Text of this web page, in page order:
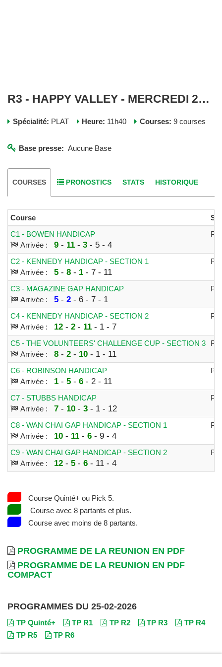
R3 - HAPPY VALLEY - MERCREDI 25 FEVRIER 2026
Spécialité: PLAT Heure: 11h40 Courses: 9 courses
Base presse: Aucune Base
COURSES PRONOSTICS STATS HISTORIQUE
Course
C1 - BOWEN HANDICAP
Arrivée :
9- 11 - 3- 5 - 4
C2 - KENNEDY HANDICAP - SECTION 1
Arrivée :
5- 8- 1 - 7 - 11
C3 - MAGAZINE GAP HANDICAP
Arrivée :
5- 2- 6 - 7 - 1
C4 - KENNEDY HANDICAP - SECTION 2
Arrivée :
12- 2- 11 - 1 - 7
C5 - THE VOLUNTEERS' CHALLENGE CUP - SECTION 3
Arrivée :
8- 2- 10- 1 - 11
C6 - ROBINSON HANDICAP
Arrivée :
1 - 5- 6- 2 - 11
C7 - STUBBS HANDICAP
Arrivée :
7- 10- 3- 1 - 12
C8 - WAN CHAI GAP HANDICAP - SECTION 1
Arrivée :
10- 11 - 6- 9 - 4
C9 - WAN CHAI GAP HANDICAP - SECTION 2
Arrivée :
12- 5- 6- 11 - 4
Course Quinté+ ou Pick 5.
Course avec 8 partants et plus.
Course avec moins de 8 partants.
PROGRAMME DE LA REUNION EN PDF
PROGRAMME DE LA REUNION EN PDF
COMPACT
PROGRAMMES DU 25-02-2026
TP Quinté+ TP R1 TP R2 TP R3
TP R4
TP R5
TP R6